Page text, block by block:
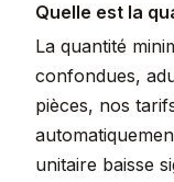
Quelle est la
La quantité
confondues,
pièces, nos
unitaire baisse